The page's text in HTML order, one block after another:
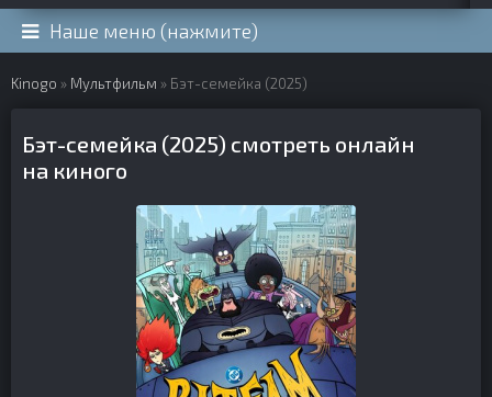
Наше меню (нажмите)
Kinogo » Мультфильм » Бэт-семейка (2025)
Бэт-семейка (2025) смотреть онлайн
на киного